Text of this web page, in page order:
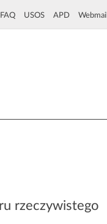
FAQ USOS APD Webmail
rzeczywistego